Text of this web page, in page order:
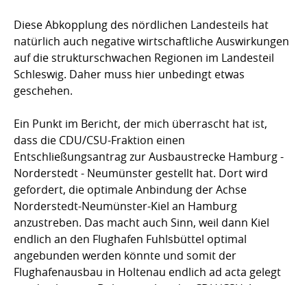
Diese Abkopplung des nördlichen Landesteils hat
natürlich auch negative wirtschaftliche Auswirkungen
auf die strukturschwachen Regionen im Landesteil
Schleswig. Daher muss hier unbedingt etwas
geschehen.
Ein Punkt im Bericht, der mich überrascht hat ist,
dass die CDU/CSU-Fraktion einen
Entschließungsantrag zur Ausbaustrecke Hamburg -
Norderstedt - Neumünster gestellt hat. Dort wird
gefordert, die optimale Anbindung der Achse
Norderstedt-Neumünster-Kiel an Hamburg
anzustreben. Das macht auch Sinn, weil dann Kiel
endlich an den Flughafen Fuhlsbüttel optimal
angebunden werden könnte und somit der
Flughafenausbau in Holtenau endlich ad acta gelegt